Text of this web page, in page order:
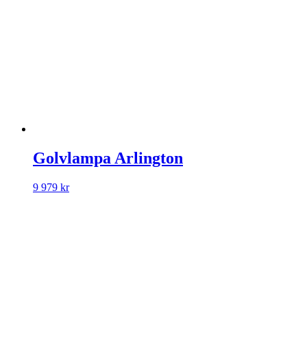
Golvlampa Arlington
9 979 kr